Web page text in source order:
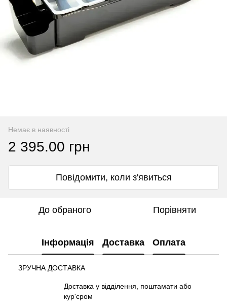
Немає в наявності
2 395.00 грн
Повідомити, коли з'явиться
До обраного Порівняти
Інформація Доставка Оплата
ЗРУЧНА ДОСТАВКА
Доставка у відділення, поштамати або
кур'єром